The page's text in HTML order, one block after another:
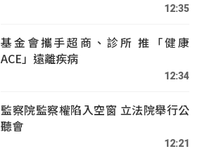
12:35
基金會攜手超商、診所 推「健康
ACE」遠離疾病
12:34
監察院監察權陷入空窗 立法院舉行公
聽會
12:21